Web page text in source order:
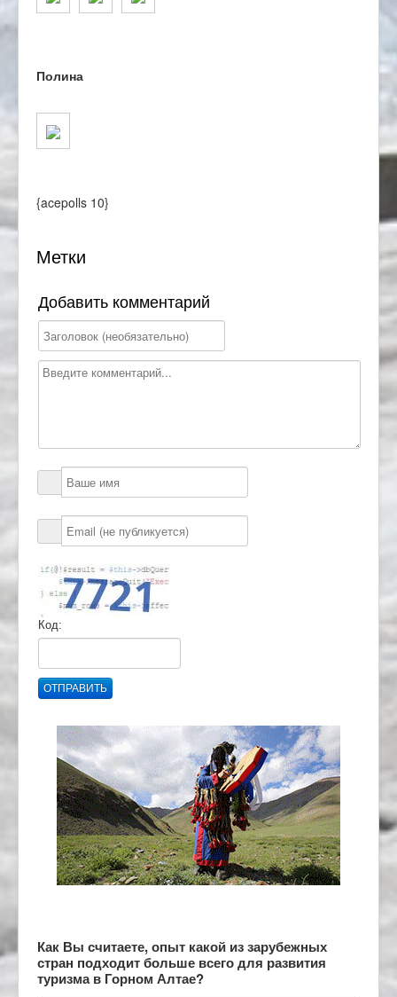
Полина
{acepolls 10}
Метки
Добавить комментарий
Код:
ОТПРАВИТЬ
Как Вы считаете, опыт какой из зарубежных
стран подходит больше всего для развития
туризма в Горном Алтае?